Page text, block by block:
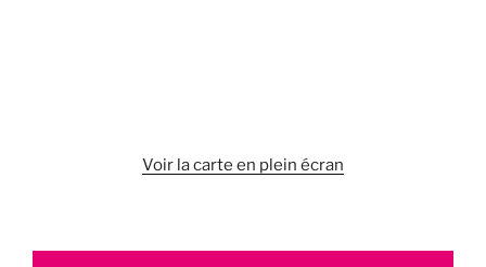
Voir la carte en plein écran